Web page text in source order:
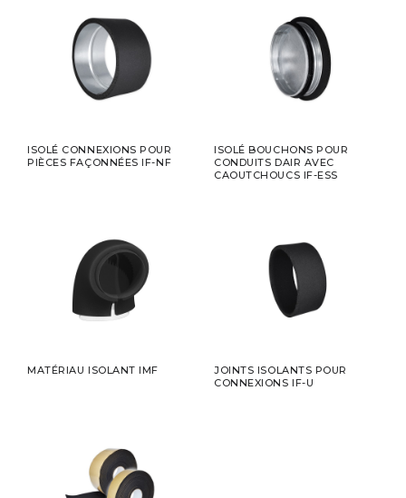
ISOLÉ CONNEXIONS POUR
PIÈCES FAÇONNÉES IF-NF
ISOLÉ BOUCHONS POUR
CONDUITS DAIR AVEC
CAOUTCHOUCS IF-ESS
MATÉRIAU ISOLANT IMF
JOINTS ISOLANTS POUR
CONNEXIONS IF-U